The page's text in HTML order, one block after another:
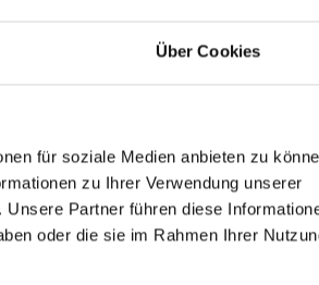
Über Cookies
für soziale Medien anbieten zu
zu Ihrer Verwendung unserer
Partner führen diese
oder die sie im Rahmen Ihrer
die Terrea K55: individuell
Farbwelt und über 200